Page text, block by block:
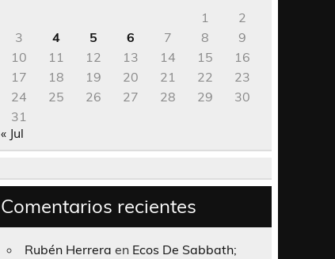
1
2
3
4 5 6 7 8
9
10
11 12 13 14 15
16
17
18 19 20 21 22
23
24
25 26 27 28 29
30
31
« Jul
Comentarios recientes
Rubén Herrera en Ecos De Sabbath;